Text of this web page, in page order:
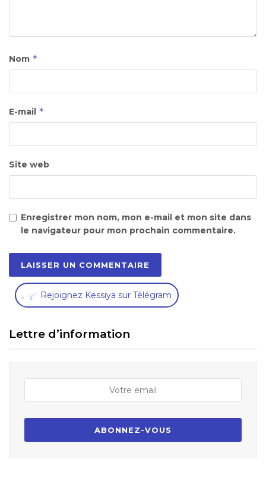
Nom *
E-mail *
Site web
Enregistrer mon nom, mon e-mail et mon site dans
le navigateur pour mon prochain commentaire.
, Rejoignez Kessiya sur Télégram
Lettre d’information